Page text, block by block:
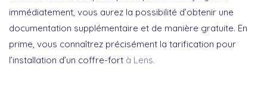
immédiatement, vous aurez la possibilité d’obtenir une
documentation supplémentaire et de manière gratuite. En
prime, vous connaîtrez précisément la tarification pour
l’installation d’un coffre-fort à Lens.